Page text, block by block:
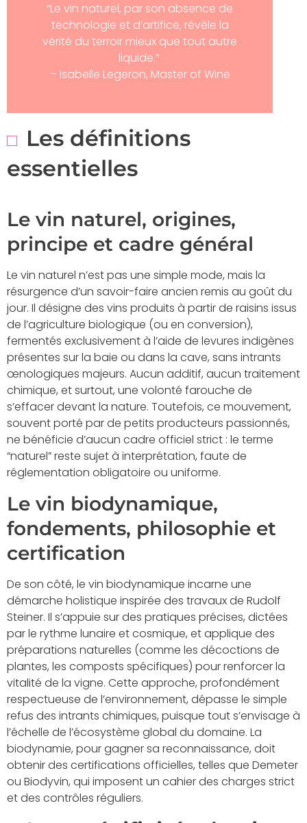
“Le vin naturel, par son absence de
technologie et d’artifice, révèle la
vérité du terroir mieux que tout autre
liquide.”
– Isabelle Legeron, Master of Wine
Les définitions
essentielles
Le vin naturel, origines,
principe et cadre général
Le vin naturel n’est pas une simple mode, mais la
résurgence d’un savoir-faire ancien remis au goût du
jour. Il désigne des vins produits à partir de raisins issus
de l’agriculture biologique (ou en conversion),
fermentés exclusivement à l’aide de levures indigènes
présentes sur la baie ou dans la cave, sans intrants
œnologiques majeurs. Aucun additif, aucun traitement
chimique, et surtout, une volonté farouche de
s’effacer devant la nature. Toutefois, ce mouvement,
souvent porté par de petits producteurs passionnés,
ne bénéficie d’aucun cadre officiel strict : le terme
“naturel” reste sujet à interprétation, faute de
réglementation obligatoire ou uniforme.
Le vin biodynamique,
fondements, philosophie et
certification
De son côté, le vin biodynamique incarne une
démarche holistique inspirée des travaux de Rudolf
Steiner. Il s’appuie sur des pratiques précises, dictées
par le rythme lunaire et cosmique, et applique des
préparations naturelles (comme les décoctions de
plantes, les composts spécifiques) pour renforcer la
vitalité de la vigne. Cette approche, profondément
respectueuse de l’environnement, dépasse le simple
refus des intrants chimiques, puisque tout s’envisage à
l’échelle de l’écosystème global du domaine. La
biodynamie, pour gagner sa reconnaissance, doit
obtenir des certifications officielles, telles que Demeter
ou Biodyvin, qui imposent un cahier des charges strict
et des contrôles réguliers.